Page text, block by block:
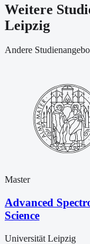
Weitere
Leipzig
Andere
Master
Advanced
Science
Universität Leipzig